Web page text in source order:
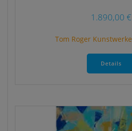
1.890,00 €
Tom Roger Kunstwerke
Details